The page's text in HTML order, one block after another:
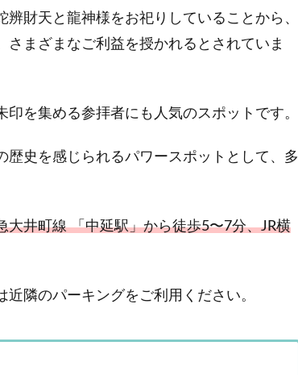
財天と龍神様をお祀りしていることから、
まざまなご利益を授かれるとされていま
を集める参拝者にも人気のスポットです。
歴史を感じられるパワースポットとして、多
井町線 「中延駅」から徒歩5〜7分、JR横
隣のパーキングをご利用ください。